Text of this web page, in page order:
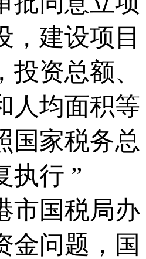
，建设项目
资总额、
人均面积等
国家税务总
执行 ”
市国税局办
金问题，国